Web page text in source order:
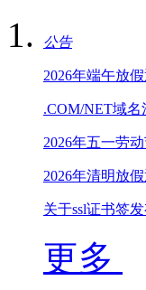
公告
2026年端午放
.COM/NET域
2026年五一劳
2026年清明放
关于ssl证书签
更多